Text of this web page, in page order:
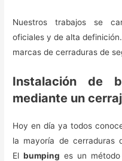
Nuestros trabajos se
oficiales y de alta
marcas de cerraduras de
Instalación de
mediante un
Hoy en día ya todos
la mayoría de cerraduras
El bumping es un